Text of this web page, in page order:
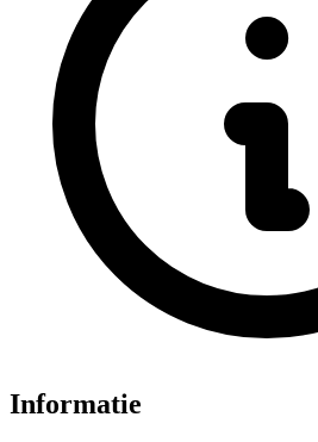
Informatie